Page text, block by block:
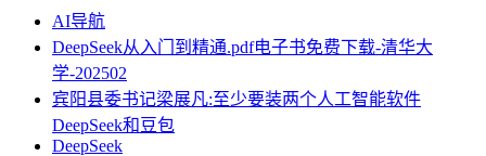
AI导航
DeepSeek从入门到精通.pdf电子书免费下载-清华大
学-202502
宾阳县委书记梁展凡:至少要装两个人工智能软件
DeepSeek和豆包
DeepSeek